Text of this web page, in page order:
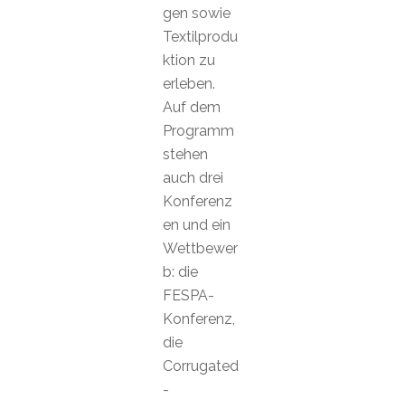
gen sowie
Textilprodu
ktion zu
erleben.
Auf dem
Programm
stehen
auch drei
Konferenz
en und ein
Wettbewer
b: die
FESPA-
Konferenz,
die
Corrugated
-